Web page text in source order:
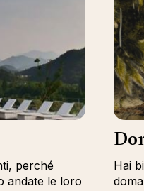
perché
andate le loro
Hai